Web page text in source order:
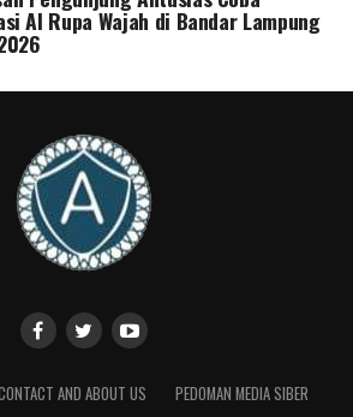
AI Rupa Wajah di Bandar Lampung
AND ABOUT US
PEDOMAN MEDIA SIBER